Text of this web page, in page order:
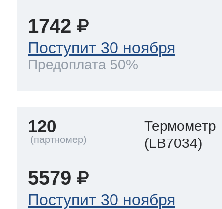
1742
Поступит 30 ноября
Предоплата 50%
120
Термометр
(LB7034)
5579
Поступит 30 ноября